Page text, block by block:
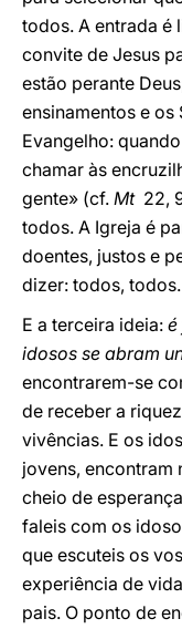
todos. A entrada é
convite de Jesus
estão perante
ensinamentos e os
Evangelho:
chamar às
gente» (cf. Mt 22,
todos. A Igreja é
doentes, justos e
dizer: todos, todos.
E a terceira ideia: é
idosos se abram
encontrarem-se
de receber a
vivências. E os
jovens, encontram
cheio de
faleis com os
que escuteis os
experiência de
pais. O ponto de